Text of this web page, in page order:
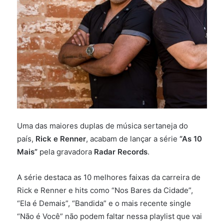
Uma das maiores duplas de música sertaneja do
país, Rick e Renner, acabam de lançar a série “As 10
Mais” pela gravadora Radar Records.
A série destaca as 10 melhores faixas da carreira de
Rick e Renner e hits como “Nos Bares da Cidade”,
“Ela é Demais”, “Bandida” e o mais recente single
“Não é Você” não podem faltar nessa playlist que vai